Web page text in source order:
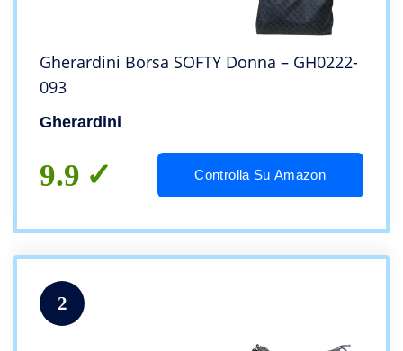
Gherardini Borsa SOFTY Donna – GH0222-
093
Gherardini
9.9 Controlla Su Amazon
2